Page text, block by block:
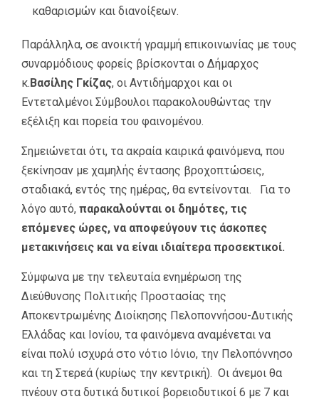
καθαρισμών και διανοίξεων.
Παράλληλα, σε ανοικτή γραμμή επικοινωνίας με τους
συναρμόδιους φορείς βρίσκονται ο Δήμαρχος
κ.Βασίλης Γκίζας, οι Αντιδήμαρχοι και οι
Εντεταλμένοι Σύμβουλοι παρακολουθώντας την
εξέλιξη και πορεία του φαινομένου.
Σημειώνεται ότι, τα ακραία καιρικά φαινόμενα, που
ξεκίνησαν με χαμηλής έντασης βροχοπτώσεις,
σταδιακά, εντός της ημέρας, θα εντείνονται. Για το
λόγο αυτό, παρακαλούνται οι δημότες, τις
επόμενες ώρες, να αποφεύγουν τις άσκοπες
μετακινήσεις και να είναι ιδιαίτερα προσεκτικοί.
Σύμφωνα με την τελευταία ενημέρωση της
Διεύθυνσης Πολιτικής Προστασίας της
Αποκεντρωμένης Διοίκησης Πελοποννήσου-Δυτικής
Ελλάδας και Ιονίου, τα φαινόμενα αναμένεται να
είναι πολύ ισχυρά στο νότιο Ιόνιο, την Πελοπόννησο
και τη Στερεά (κυρίως την κεντρική). Οι άνεμοι θα
πνέουν στα δυτικά δυτικοί βορειοδυτικοί 6 με 7 και